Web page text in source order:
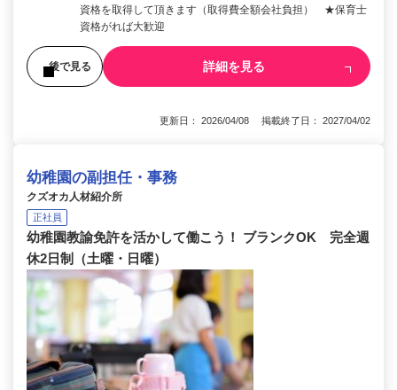
資格を取得して頂きます（取得費全額会社負担） ★保育士
資格がれば大歓迎
後で見る 詳細を見る
更新日： 2026/04/08 掲載終了日： 2027/04/02
幼稚園の副担任・事務
クズオカ人材紹介所
正社員
幼稚園教諭免許を活かして働こう！ ブランクOK 完全週
休2日制（土曜・日曜）